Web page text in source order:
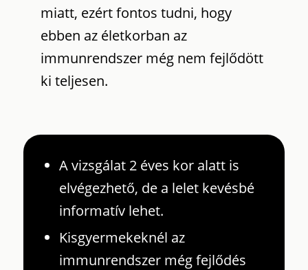
miatt, ezért fontos tudni, hogy
ebben az életkorban az
immunrendszer még nem fejlődött
ki teljesen.
A vizsgálat 2 éves kor alatt is
elvégezhető, de a lelet kevésbé
informatív lehet.
Kisgyermekeknél az
immunrendszer még fejlődés